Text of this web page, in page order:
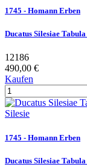
1745 - Homann Erben
Ducatus Silesiae
12186
490,00 €
Kaufen
1745 - Homann Erben
Ducatus Silesiae